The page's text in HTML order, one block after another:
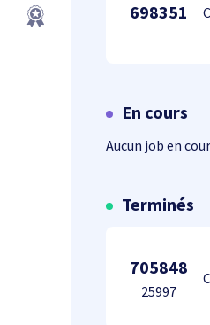
698351
En cours
Aucun job en
Terminés
705848
25997